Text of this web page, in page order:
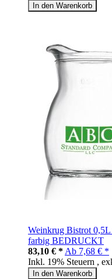
In den Warenkorb
Weinkrug Bistrot
farbig BEDRUCKT
83,10 € * Ab 7,68 € *
Inkl. 19% Steuern ,
In den Warenkorb